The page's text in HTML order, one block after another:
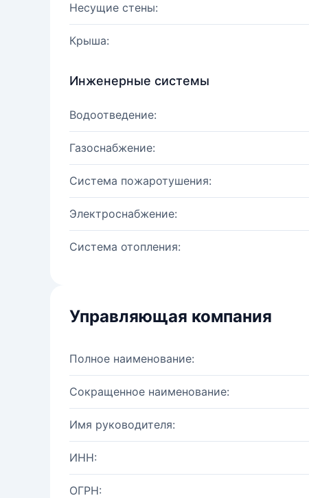
Несущие стены:
Крыша:
Инженерные системы
Водоотведение:
Газоснабжение:
Система пожаротушения:
Электроснабжение:
Система отопления:
Управляющая компания
Полное наименование:
Сокращенное наименование:
Имя руководителя:
ИНН:
ОГРН: